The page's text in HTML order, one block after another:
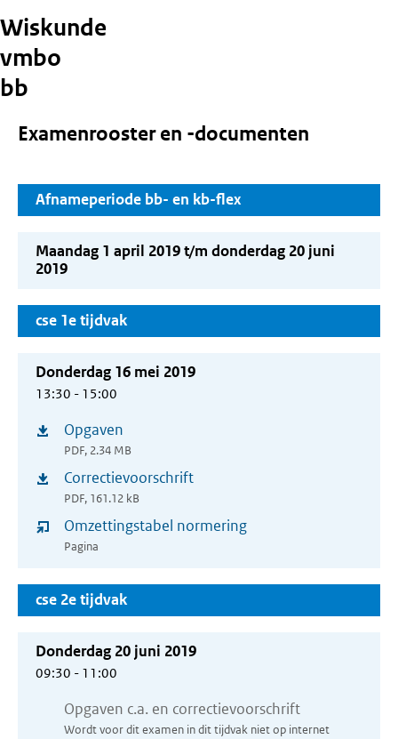
Wiskunde
vmbo
bb
Examenrooster en -documenten
Afnameperiode bb- en kb-flex
Maandag 1 april 2019 t/m donderdag 20 juni
2019
cse 1e tijdvak
Donderdag 16 mei 2019
13:30 - 15:00
Opgaven
PDF, 2.34 MB
(opent
nieuw
venster)
Correctievoorschrift
PDF, 161.12 kB
(opent
nieuw
venster)
Omzettingstabel normering
Pagina
cse 2e tijdvak
Donderdag 20 juni 2019
09:30 - 11:00
Opgaven c.a. en correctievoorschrift
Wordt voor dit examen in dit tijdvak niet op internet